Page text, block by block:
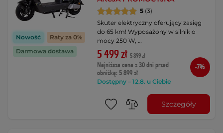
Nowość
Raty za 0%
Darmowa dostawa
5 (3)
Skuter elektryczny oferujący zasięg
do 65 km! Wyposażony w silnik o
mocy 250 W, …
5 499 zł 5 899 zł
Najniższa cena z 30 dni przed
obniżką: 5 899 zł
Dostępny – 12.8. u Ciebie
-7%
Szczegóły